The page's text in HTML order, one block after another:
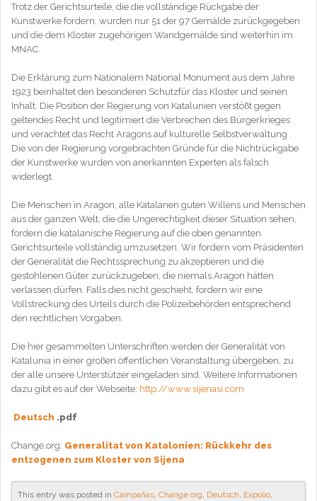
Trotz der Gerichtsurteile, die die vollständige Rückgabe der
Kunstwerke fordern, wurden nur 51 der 97 Gemälde zurückgegeben
und die dem Kloster zugehörigen Wandgemälde sind weiterhin im
MNAC.
Die Erklärung zum Nationalem National Monument aus dem Jahre
1923 beinhaltet den besonderen Schutzfür das Kloster und seinen
Inhalt. Die Position der Regierung von Katalunien verstößt gegen
geltendes Recht und legitimiert die Verbrechen des Bürgerkrieges
und verachtet das Recht Aragons auf kulturelle Selbstverwaltung .
Die von der Regierung vorgebrachten Gründe für die Nichtrückgabe
der Kunstwerke wurden von anerkannten Experten als falsch
widerlegt.
Die Menschen in Aragon, alle Katalanen guten Willens und Menschen
aus der ganzen Welt, die die Ungerechtigkeit dieser Situation sehen,
fordern die katalanische Regierung auf die oben genannten
Gerichtsurteile vollständig umzusetzen. Wir fordern vom Präsidenten
der Generalität die Rechtssprechung zu akzeptieren und die
gestohlenen Güter zurückzugeben, die niemals Aragon hätten
verlassen dürfen. Falls dies nicht geschieht, fordern wir eine
Vollstreckung des Urteils durch die Polizeibehörden entsprechend
den rechtlichen Vorgaben.
Die hier gesammelten Unterschriften werden der Generalität von
Katalunia in einer großen öffentlichen Veranstaltung übergeben, zu
der alle unsere Unterstützer eingeladen sind. Weitere Informationen
dazu gibt es auf der Webseite: http://www.sijenasi.com
Deutsch .pdf
Change.org: Generalitat von Katalonien: Rückkehr des
entzogenen zum Kloster von Sijena
This entry was posted in Campañas, Change.org, Deutsch, Expolio,